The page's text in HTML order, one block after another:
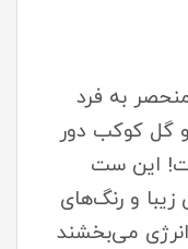
به فرد
گل کوکب دور
این ست
و رنگ‌های
می‌بخشند